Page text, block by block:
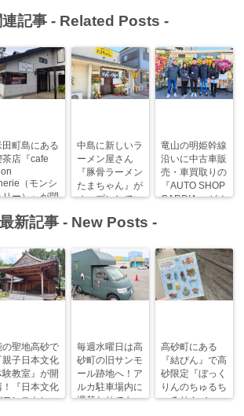
記事 - Related Posts -
田町島にある
茶店『cafe
（モンシ
リー）』が閉
中島に新しいラ
ーメン屋さん
『豚骨ラーメン
たまちゃん』が
オープンしてい
竜山の明姫幹線
沿いに中古車販
売・車買取りの
『AUTO SHOP
CARDIA 』がオ
新記事 - New Posts -
の聖地高砂で
親子日本文化
験教室』が開
！『日本文化
モンストレー
毎週水曜日は高
砂町の旧サンモ
ール跡地へ！ア
ルカ駐車場内に
週替わりでキッ
高砂町にある
『結びん』で高
砂限定『ぼっく
りんのちゅるち
ゅるりん♪シー